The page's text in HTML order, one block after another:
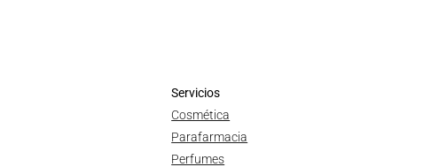
Servicios
Cosmética
Parafarmacia
Perfumes